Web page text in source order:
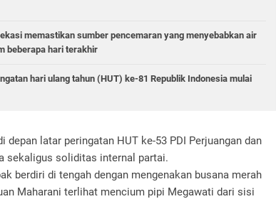
memastikan sumber pencemaran yang menyebabkan air
beberapa hari terakhir
hari ulang tahun (HUT) ke-81 Republik Indonesia mulai
latar peringatan HUT ke-53 PDI Perjuangan dan
sekaligus soliditas internal partai.
berdiri di tengah dengan mengenakan busana merah
Maharani terlihat mencium pipi Megawati dari sisi